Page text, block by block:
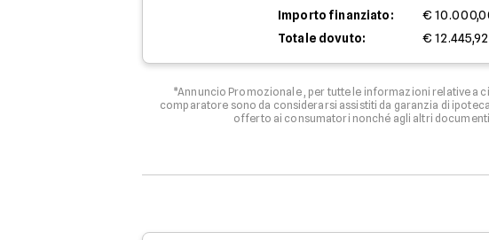
Importo finanziato:
€
Totale dovuto:
€ 12.445,92
*Annuncio Promozionale , per tutte le informazioni relative a
comparatore sono da considerarsi assistiti da garanzia di
offerto ai consumatori nonché agli altri